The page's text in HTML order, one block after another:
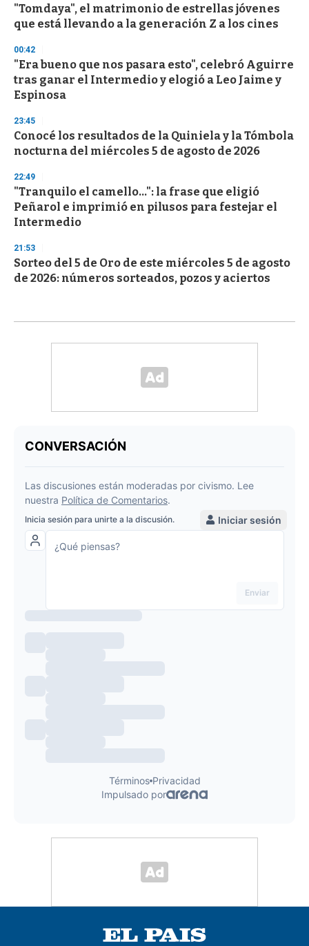
"Tomdaya", el matrimonio de estrellas jóvenes
que está llevando a la generación Z a los cines
00:42
"Era bueno que nos pasara esto", celebró Aguirre
tras ganar el Intermedio y elogió a Leo Jaime y
Espinosa
23:45
Conocé los resultados de la Quiniela y la Tómbola
nocturna del miércoles 5 de agosto de 2026
22:49
"Tranquilo el camello...": la frase que eligió
Peñarol e imprimió en pilusos para festejar el
Intermedio
21:53
Sorteo del 5 de Oro de este miércoles 5 de agosto
de 2026: números sorteados, pozos y aciertos